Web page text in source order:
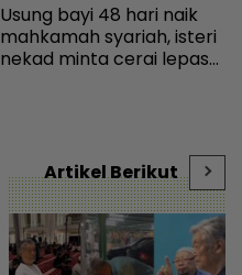
Usung bayi 48 hari naik
mahkamah syariah, isteri
nekad minta cerai lepas
Artikel Berikut